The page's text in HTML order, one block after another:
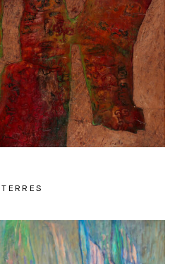
TERRES